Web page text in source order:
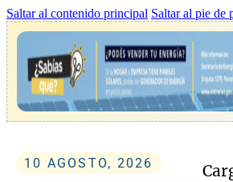
Saltar al contenido principal Saltar al pie de
10 AGOSTO, 2026